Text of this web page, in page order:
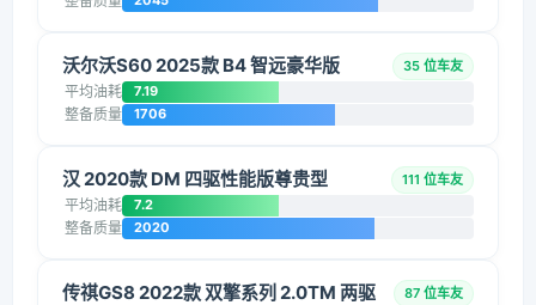
沃尔沃S60 2025款 B4 智远豪华版 35 位车友
平均油耗 7.19
整备质量 1706
汉 2020款 DM 四驱性能版尊贵型 111 位车友
平均油耗 7.2
整备质量 2020
传祺GS8 2022款 双擎系列 2.0TM 两驱
87 位车友